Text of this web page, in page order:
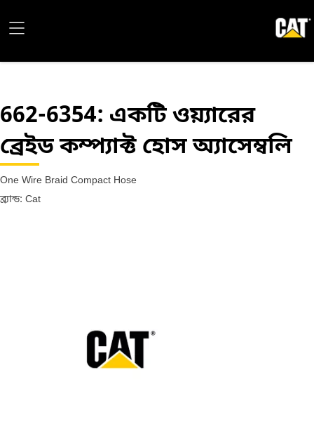
662-6354: একটি ওয়্যারের
ব্রেইড কম্প্যাক্ট হোস অ্যাসেম্বলি
One Wire Braid Compact Hose
ব্র্যান্ড: Cat